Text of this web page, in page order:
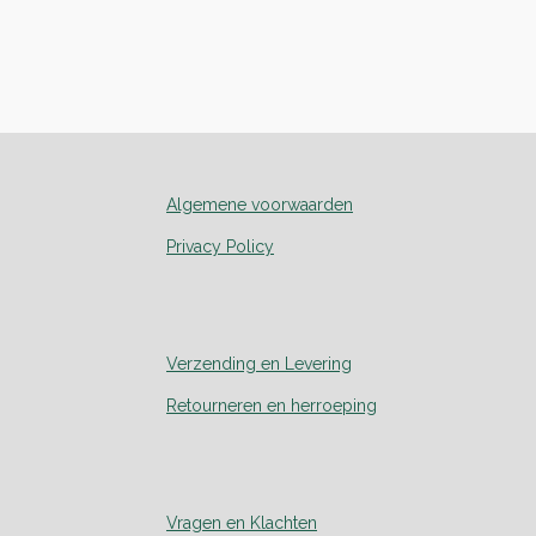
Algemene voorwaarden
Privacy Policy
Verzending en Levering
Retourneren en herroeping
Vragen en Klachten